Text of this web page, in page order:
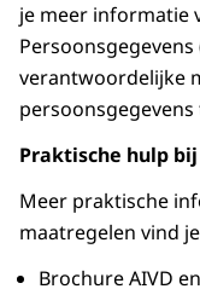
je meer informatie
verantwoordelijke
Praktische hulp
Meer praktische
maatregelen vind
Brochure AIVD